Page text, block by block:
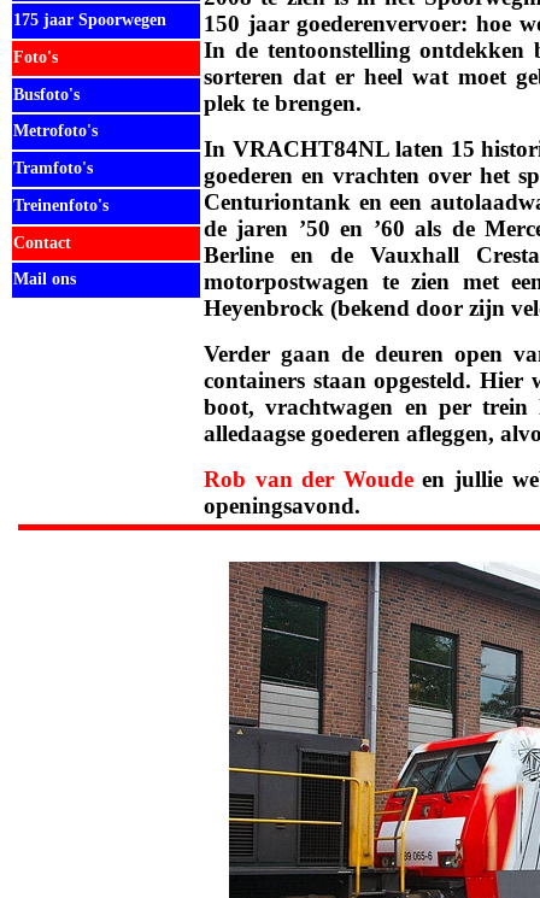
150 jaar goederenvervoer: hoe
In de tentoonstelling ontdekken
sorteren dat er heel wat moet
plek te brengen.
In VRACHT84NL laten 15
goederen en vrachten over het
Centuriontank en een
de jaren ’50 en ’60 als de
Berline en de Vauxhall
motorpostwagen te zien met
Heyenbrock (bekend door zijn
Verder gaan de deuren open
containers staan opgesteld. Hier
boot, vrachtwagen en per trein
alledaagse goederen afleggen,
Rob van der Woudeen jullie
openingsavond.
175 jaar Spoorwegen
Foto's
Busfoto's
Metrofoto's
Tramfoto's
Treinenfoto's
Contact
Mail ons